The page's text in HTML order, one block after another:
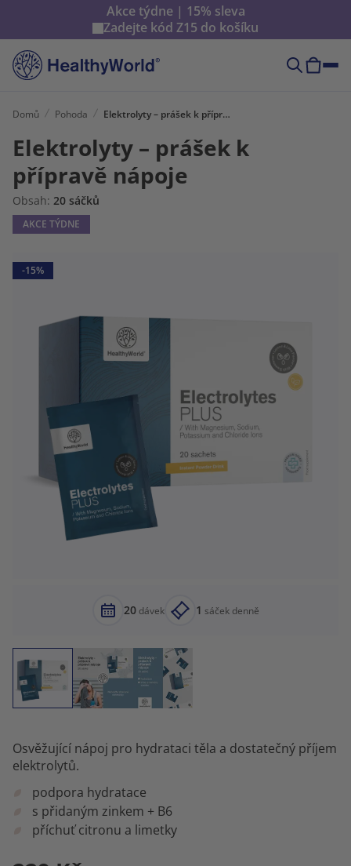
Akce týdne | 15% sleva
Zadejte kód Z15 do košíku
Domů Pohoda Elektrolyty – prášek k přípravě nápoje
Elektrolyty – prášek k
přípravě nápoje
Obsah: 20 sáčků
AKCE TÝDNE
-15%
20dávek 1 sáček denně
Osvěžující nápoj pro hydrataci těla a dostatečný příjem
elektrolytů.
podpora hydratace
s přidaným zinkem + B6
příchuť citronu a limetky